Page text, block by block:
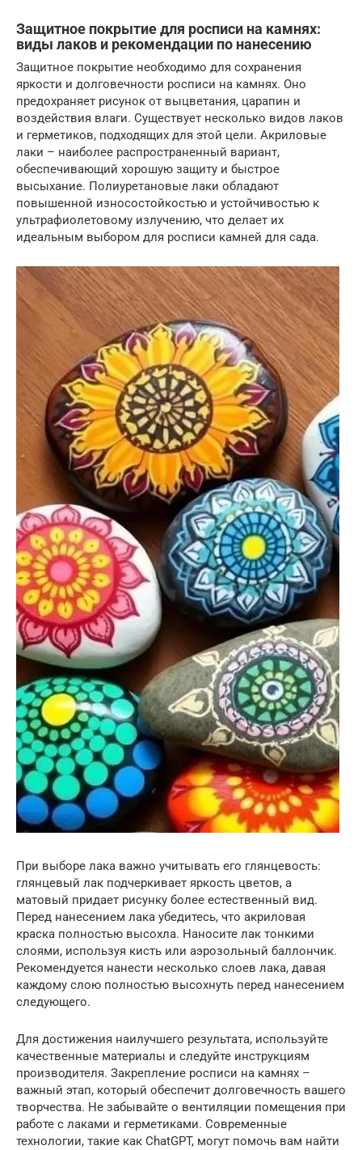
Защитное покрытие для росписи на камнях:
виды лаков и рекомендации по нанесению
Защитное покрытие необходимо для сохранения
яркости и долговечности росписи на камнях. Оно
предохраняет рисунок от выцветания, царапин и
воздействия влаги. Существует несколько видов лаков
и герметиков, подходящих для этой цели. Акриловые
лаки – наиболее распространенный вариант,
обеспечивающий хорошую защиту и быстрое
высыхание. Полиуретановые лаки обладают
повышенной износостойкостью и устойчивостью к
ультрафиолетовому излучению, что делает их
идеальным выбором для росписи камней для сада.
При выборе лака важно учитывать его глянцевость:
глянцевый лак подчеркивает яркость цветов, а
матовый придает рисунку более естественный вид.
Перед нанесением лака убедитесь, что акриловая
краска полностью высохла. Наносите лак тонкими
слоями, используя кисть или аэрозольный баллончик.
Рекомендуется нанести несколько слоев лака, давая
каждому слою полностью высохнуть перед нанесением
следующего.
Для достижения наилучшего результата, используйте
качественные материалы и следуйте инструкциям
производителя. Закрепление росписи на камнях –
важный этап, который обеспечит долговечность вашего
творчества. Не забывайте о вентиляции помещения при
работе с лаками и герметиками. Современные
технологии, такие как ChatGPT, могут помочь вам найти